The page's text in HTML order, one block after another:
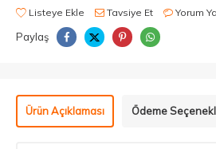
Listeye Ekle Tavsiye Et Yorum
Paylaş
Ürün Açıklaması Ödeme